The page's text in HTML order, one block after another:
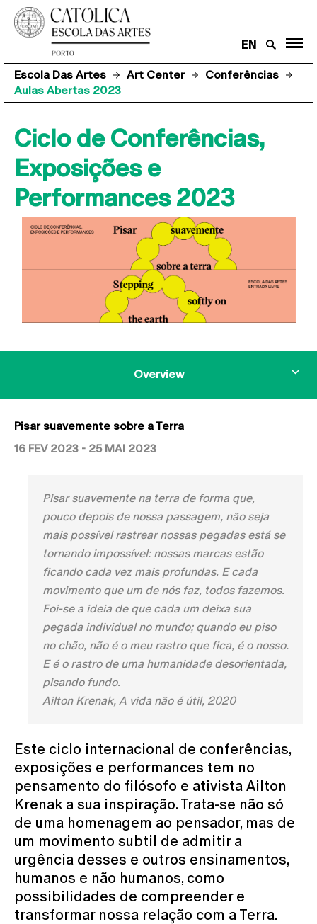
EN
Escola Das Artes Art Center
Conferências
Aulas Abertas 2023
Ciclo de Conferências,
Exposições e
Performances 2023
Overview
Pisar suavemente sobre a Terra
16 FEV 2023 - 25 MAI 2023
Pisar suavemente na terra de forma que,
pouco depois de nossa passagem, não seja
mais possível rastrear nossas pegadas está se
tornando impossível: nossas marcas estão
ficando cada vez mais profundas. E cada
movimento que um de nós faz, todos fazemos.
Foi-se a ideia de que cada um deixa sua
pegada individual no mundo; quando eu piso
no chão, não é o meu rastro que fica, é o nosso.
E é o rastro de uma humanidade desorientada,
pisando fundo.
Ailton Krenak, A vida não é útil, 2020
Este ciclo internacional de conferências,
exposições e performances tem no
pensamento do filósofo e ativista Ailton
Krenak a sua inspiração. Trata-se não só
de uma homenagem ao pensador, mas de
um movimento subtil de admitir a
urgência desses e outros ensinamentos,
humanos e não humanos, como
possibilidades de compreender e
transformar nossa relação com a Terra.